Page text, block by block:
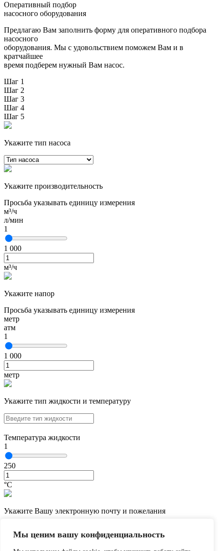
Мы ценим вашу конфиденциальность
Оперативный подбор
насосного оборудования
Предлагаю Вам заполнить форму для оперативного подбора
насосного
оборудования. Мы с удовольствием поможем Вам и в
кратчайшее
время подберем нужный Вам насос.
Шаг 1
Шаг 2
Шаг 3
Шаг 4
Шаг 5
Укажите тип насоса
Укажите производительность
Просьба указывать единицу измерения
м³/ч
л/мин
1
1 000
м³/ч
Укажите напор
Просьба указывать единицу измерения
метр
атм
1
1 000
метр
Укажите тип жидкости и температуру
Температура жидкости
1
250
°С
Укажите Вашу электронную почту и пожелания